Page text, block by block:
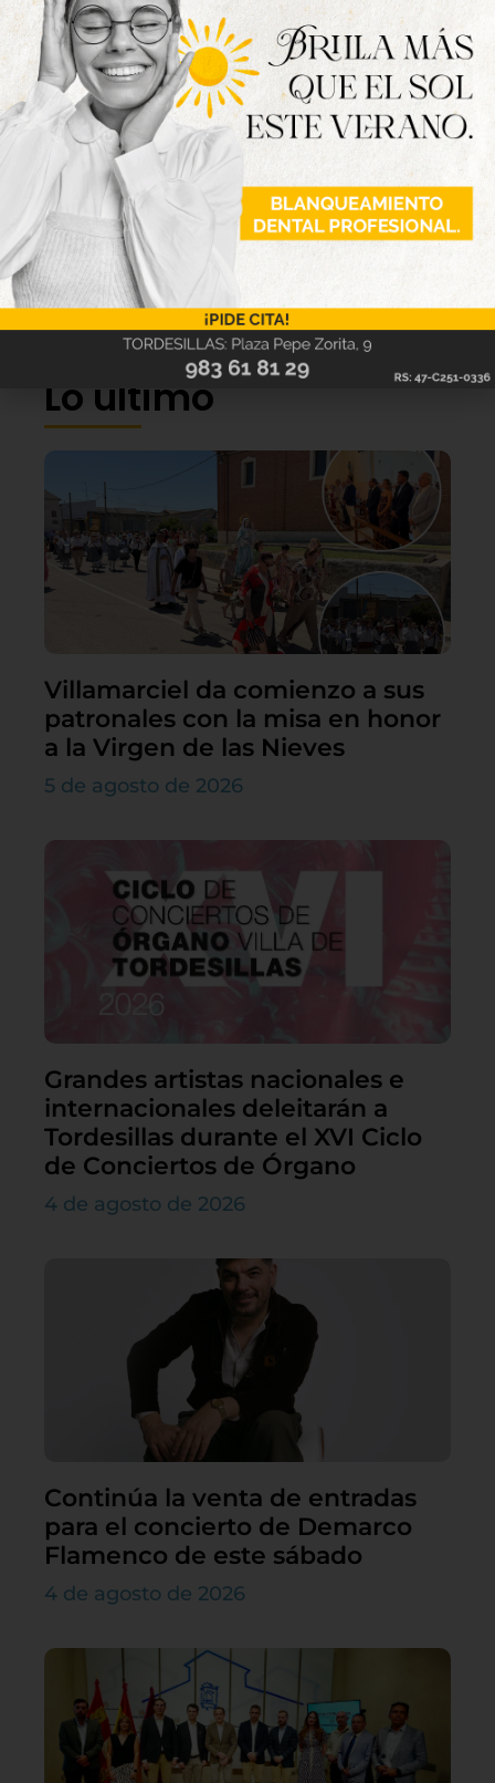
Lo último
Villamarciel da comienzo a sus
patronales con la misa en honor
a la Virgen de las Nieves
5 de agosto de 2026
Grandes artistas nacionales e
internacionales deleitarán a
Tordesillas durante el XVI Ciclo
de Conciertos de Órgano
4 de agosto de 2026
Continúa la venta de entradas
para el concierto de Demarco
Flamenco de este sábado
4 de agosto de 2026